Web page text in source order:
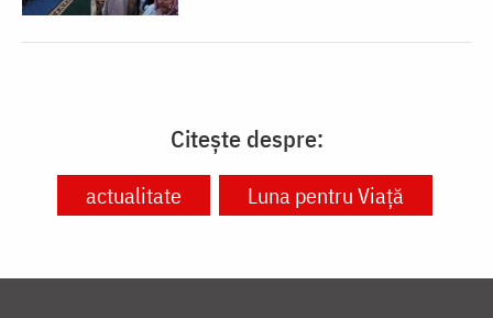
Citește despre:
actualitate Luna pentru Viață